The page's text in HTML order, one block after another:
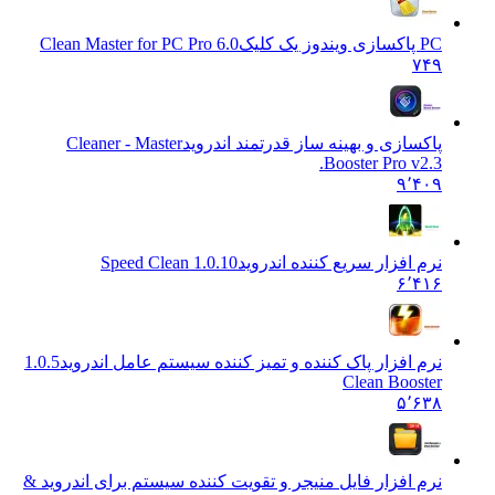
Clean Master for PC Pro 6.0
پاکسازی و بهینه ساز قدرتمند اندروید Cleaner - Master
Booster Pro v2.3.
نرم افزار سریع کننده اندروید 1.0.10 Speed Clean
نرم افزار پاک کننده و تمیز کننده سیستم عامل اندروید 1.0.5
Clean Booster
نرم افزار فایل منیجر و تقویت کننده سیستم برای اندروید &